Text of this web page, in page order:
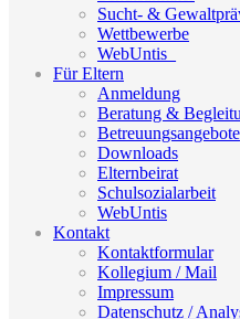
Sucht- &
Wettbewerbe
WebUntis_
Für Eltern
Anmeldung
Beratung &
Betreuungsangebote
Downloads
Elternbeirat
Schulsozialarbeit
WebUntis
Kontakt
Kontaktformular
Kollegium / Mail
Impressum
Datenschutz /